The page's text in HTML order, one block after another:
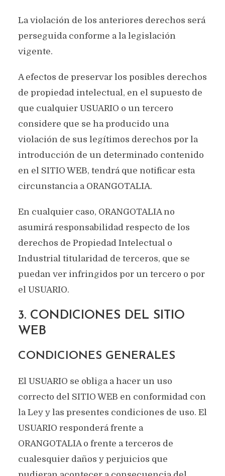
La violación de los anteriores derechos será
perseguida conforme a la legislación
vigente.
A efectos de preservar los posibles derechos
de propiedad intelectual, en el supuesto de
que cualquier USUARIO o un tercero
considere que se ha producido una
violación de sus legítimos derechos por la
introducción de un determinado contenido
en el SITIO WEB, tendrá que notificar esta
circunstancia a ORANGOTALIA.
En cualquier caso, ORANGOTALIA no
asumirá responsabilidad respecto de los
derechos de Propiedad Intelectual o
Industrial titularidad de terceros, que se
puedan ver infringidos por un tercero o por
el USUARIO.
3. CONDICIONES DEL SITIO
WEB
CONDICIONES GENERALES
El USUARIO se obliga a hacer un uso
correcto del SITIO WEB en conformidad con
la Ley y las presentes condiciones de uso. El
USUARIO responderá frente a
ORANGOTALIA o frente a terceros de
cualesquier daños y perjuicios que